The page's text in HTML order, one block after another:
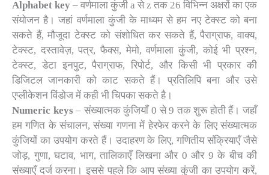
Alphabet key – वर्णमाला कुंजी a से z तक 26 विभिन्न अक्षरों का एक
संयोजन है। जहां वर्णमाला कुंजी के माध्यम से हम नए टेक्स्ट को बना
सकते हैं, मौजूदा टेक्स्ट को संशोधित कर सकते हैं, पैराग्राफ, वाक्य,
टेक्स्ट, दस्तावेज़, पत्र, फैक्स, मेमो, वर्णमाला कुंजी, कोई भी प्रश्न,
टेक्स्ट, डेटा इनपुट, पैराग्राफ, रिपोर्ट, और किसी भी प्रकार की
डिजिटल जानकारी को काट सकते हैं। प्रतिलिपि बना और उसे
एप्लीकेशन विंडोज में कही भी चिपका सकते है।
Numeric keys – संख्यात्मक कुंजियाँ 0 से 9 तक शुरू होती हैं। जहाँ
हम गणित के संचालन, संख्या गणना में हेरफेर करने के लिए संख्यात्मक
कुंजियों का उपयोग करते हैं। उदाहरण के लिए, गणितीय संक्रियाएँ जैसे
जोड़, गुणा, घटाव, भाग, तालिकाएँ लिखना और 0 और 9 के बीच की
संख्याएँ दर्ज करना। इससे पहले कि आप संख्या कुंजी का उपयोग करें,